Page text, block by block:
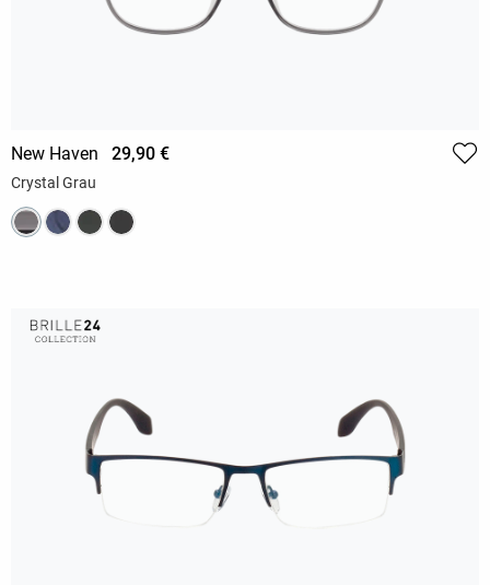
New Haven 29,90 €
Crystal Grau